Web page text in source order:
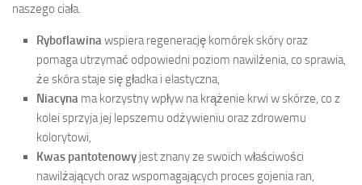
naszego ciała.
Ryboflawinawspiera regenerację komórek skóry oraz
pomaga utrzymać odpowiedni poziom nawilżenia, co sprawia,
że skóra staje się gładka i elastyczna,
Niacyna ma korzystny wpływ na krążenie krwi w skórze, co z
kolei sprzyja jej lepszemu odżywieniu oraz zdrowemu
kolorytowi,
Kwas pantotenowy jest znany ze swoich właściwości
nawilżających oraz wspomagających proces gojenia ran,